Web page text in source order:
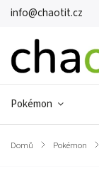
info@chaotit.cz
Pokémon
Domů / Pokémon /